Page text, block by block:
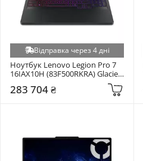
Відправка через 4 дні
Ноутбук Lenovo Legion Pro 7
16IAX10H (83F500RKRA) Glacier
283 704 ₴